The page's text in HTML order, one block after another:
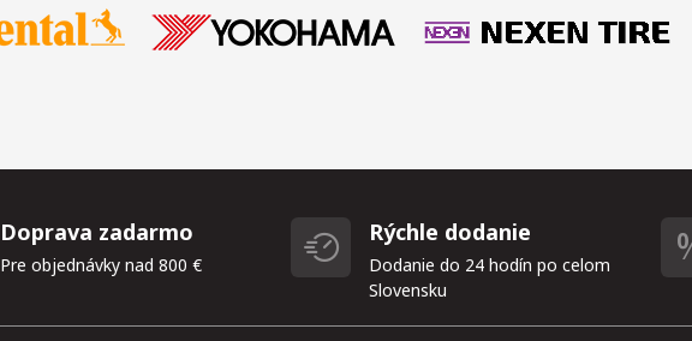
Doprava zadarmo
Pre objednávky nad 800 €
Rýchle dodanie
Dodanie do 24 hodín po celom
Slovensku